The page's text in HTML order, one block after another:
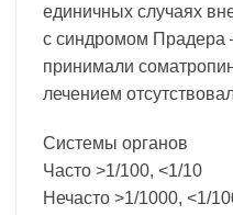
единичных случаях
с синдромом
принимали
лечением
Системы органов
Часто >1/100, <1/10
Нечасто >1/1000, <1/